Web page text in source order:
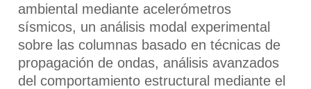
ambiental mediante acelerómetros
sísmicos, un análisis modal experimental
sobre las columnas basado en técnicas de
propagación de ondas, análisis avanzados
del comportamiento estructural mediante el